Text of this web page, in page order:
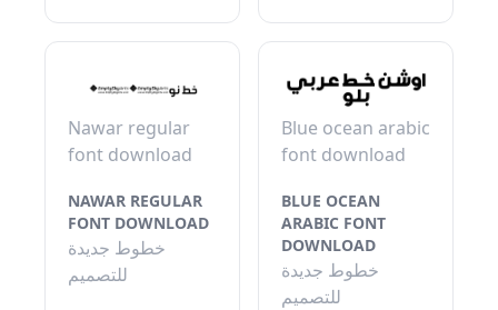
Nawar regular
font download
NAWAR REGULAR
FONT DOWNLOAD
خطوط جديدة
للتصميم
Blue ocean arabic
font download
BLUE OCEAN
ARABIC FONT
DOWNLOAD
خطوط جديدة
للتصميم